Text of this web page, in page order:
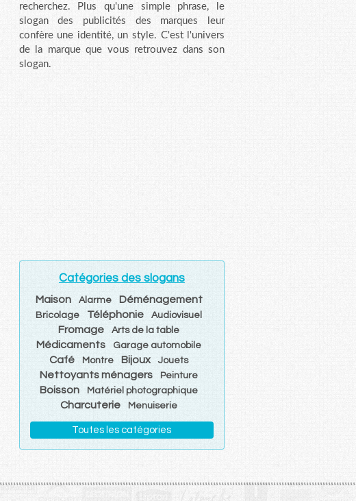
recherchez. Plus qu'une simple phrase, le
slogan des publicités des marques leur
confère une identité, un style. C'est l'univers
de la marque que vous retrouvez dans son
slogan.
Catégories des slogans
Maison Alarme Déménagement
Bricolage Téléphonie Audiovisuel
Fromage Arts de la table
Médicaments Garage automobile
Café Montre Bijoux Jouets
Nettoyants ménagers Peinture
Boisson Matériel photographique
Charcuterie Menuiserie
Toutes les catégories